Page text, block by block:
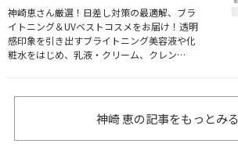
神崎恵さん厳選！日差し対策の最適解、ブラ
イトニング＆UVベストコスメをお届け！透明
感印象を引き出すブライトニング美容液や化
粧水をはじめ、乳液・クリーム、クレン…
神崎 恵の記事をもっとみる